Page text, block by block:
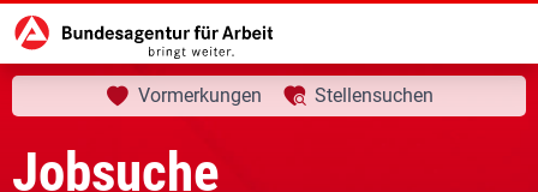
Startseite Jobsuche aktuelle Seite:
Ihre Suche
Vormerkungen Stellensuchen
Jobsuche